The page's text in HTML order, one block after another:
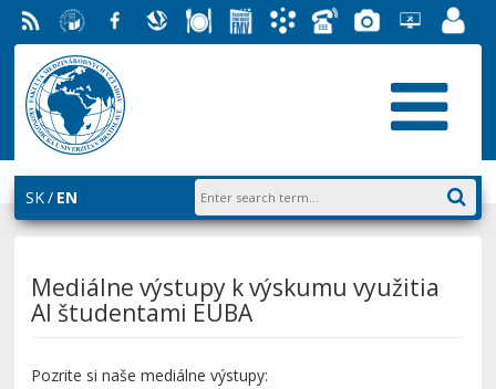
RSS University
of
Economics
in
Bratislava
Facebook
SlovakDiningStudentAcademic
PhoneGalleryHelpdesk
EUBAPortal
SK EN
Mediálne výstupy k výskumu využitia
AI študentami EUBA
Pozrite si naše mediálne výstupy: